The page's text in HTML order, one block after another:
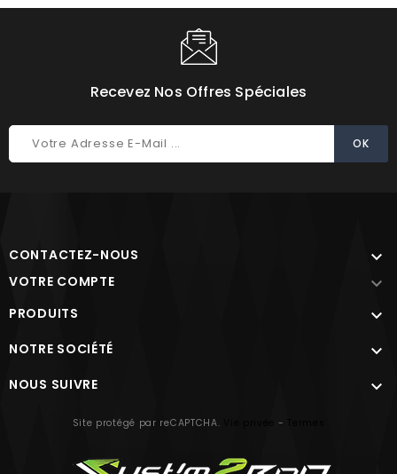
Recevez Nos Offres Spéciales
CONTACTEZ-NOUS 
VOTRE COMPTE 
PRODUITS 
NOTRE SOCIÉTÉ 
NOUS SUIVRE 
Site protégé par reCAPTCHA. -